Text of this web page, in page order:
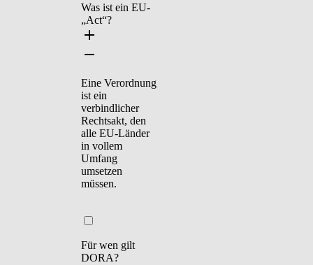
Was ist ein EU-
„Act“?
Eine Verordnung
ist ein
verbindlicher
Rechtsakt, den
alle EU-Länder
in vollem
Umfang
umsetzen
müssen.
Für wen gilt
DORA?